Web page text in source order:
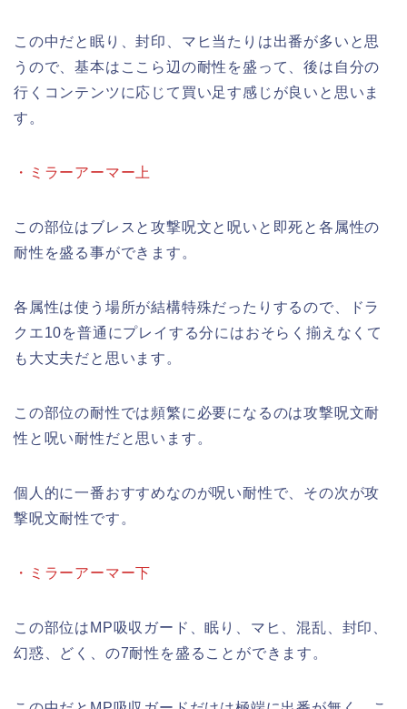
この中だと眠り、封印、マヒ当たりは出番が多いと思
うので、基本はここら辺の耐性を盛って、後は自分の
行くコンテンツに応じて買い足す感じが良いと思いま
す。
・ミラーアーマー上
この部位はブレスと攻撃呪文と呪いと即死と各属性の
耐性を盛る事ができます。
各属性は使う場所が結構特殊だったりするので、ドラ
クエ10を普通にプレイする分にはおそらく揃えなくて
も大丈夫だと思います。
この部位の耐性では頻繁に必要になるのは攻撃呪文耐
性と呪い耐性だと思います。
個人的に一番おすすめなのが呪い耐性で、その次が攻
撃呪文耐性です。
・ミラーアーマー下
この部位はMP吸収ガード、眠り、マヒ、混乱、封印、
幻惑、どく、の7耐性を盛ることができます。